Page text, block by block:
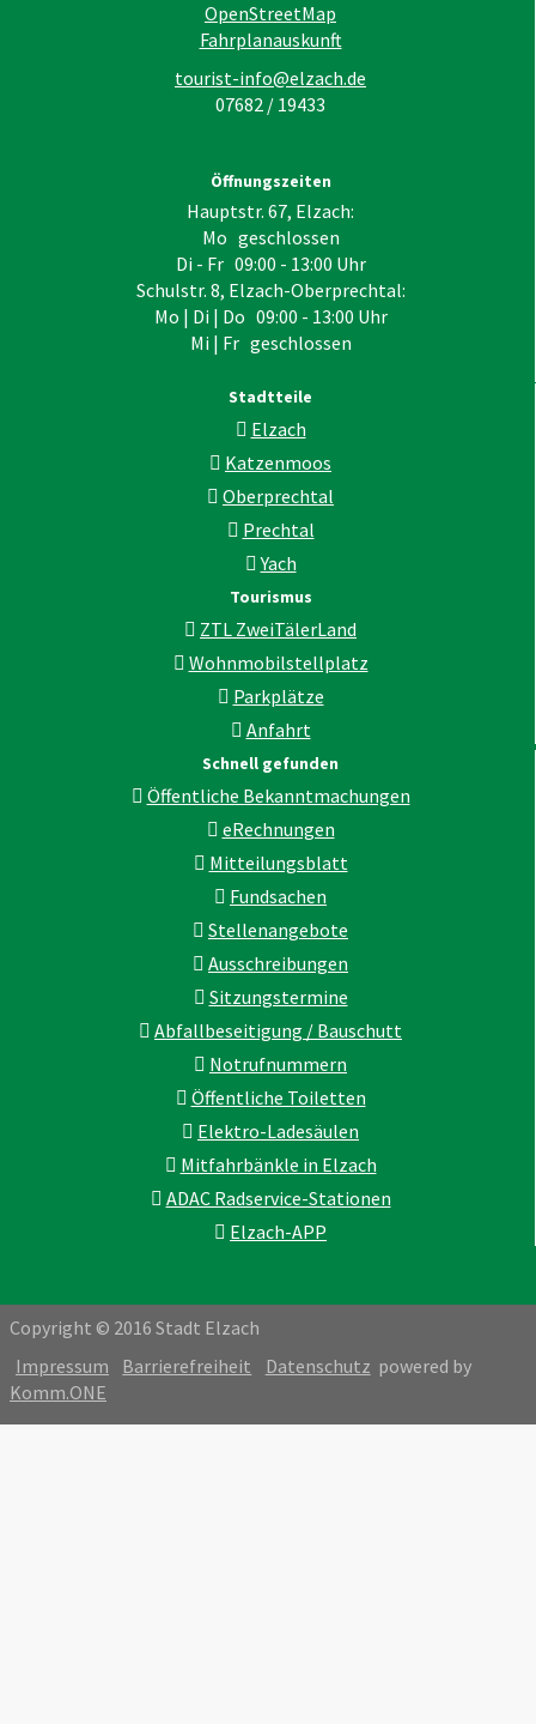
OpenStreetMap
Fahrplanauskunft
tourist-info@elzach.de
07682 / 19433
Öffnungszeiten
Hauptstr. 67, Elzach:
Mo geschlossen
Di - Fr 09:00 - 13:00 Uhr
Schulstr. 8, Elzach-Oberprechtal:
Mo | Di | Do 09:00 - 13:00 Uhr
Mi | Fr geschlossen
Stadtteile
Elzach
Katzenmoos
Oberprechtal
Prechtal
Yach
Tourismus
ZTL ZweiTälerLand
Wohnmobilstellplatz
Parkplätze
Anfahrt
Schnell gefunden
Öffentliche Bekanntmachungen
eRechnungen
Mitteilungsblatt
Fundsachen
Stellenangebote
Ausschreibungen
Sitzungstermine
Abfallbeseitigung / Bauschutt
Notrufnummern
Öffentliche Toiletten
Elektro-Ladesäulen
Mitfahrbänkle in Elzach
ADAC Radservice-Stationen
Elzach-APP
Copyright © 2016 Stadt Elzach
Impressum
Barrierefreiheit Datenschutz powered by
Komm.ONE